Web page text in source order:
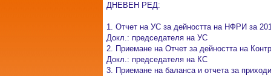
ДНЕВЕН РЕД:
1. Отчет на УС за дейността на НФРИ за
Докл.: председателя на УС
2. Приемане на Отчет за дейността на
Докл.: председателя на КС
3. Приемане на баланса и отчета за